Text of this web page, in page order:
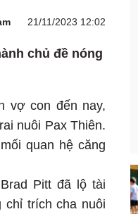
21/11/2023 12:02
chủ đề nóng
vợ con đến nay,
nuôi Pax Thiên.
quan hệ căng
Pitt đã lộ tài
chỉ trích cha nuôi